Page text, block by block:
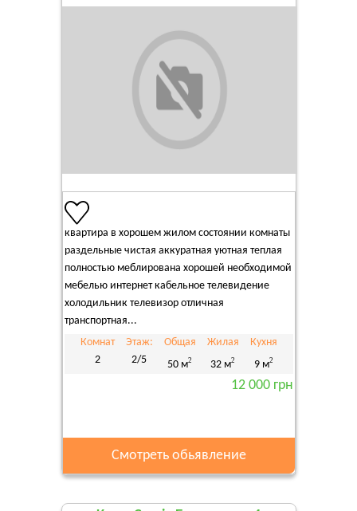
квартира в хорошем жилом состоянии комнаты
раздельные чистая аккуратная уютная теплая
полностью меблирована хорошей необходимой
мебелью интернет кабельное телевидение
холодильник телевизор отличная
транспортная...
Комнат
2
Этаж:
2/5
Общая
50 м2
Жилая
32 м2
Кухня
9 м2
12 000 грн
Смотреть обьявление